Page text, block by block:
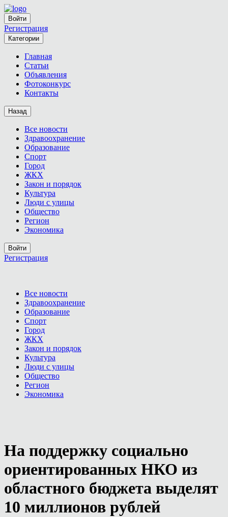
Войти
Регистрация
Категории
Главная
Статьи
Объявления
Фотоконкурс
Контакты
Назад
Все новости
Здравоохранение
Образование
Спорт
Город
ЖКХ
Закон и порядок
Культура
Люди с улицы
Общество
Регион
Экономика
Войти
Регистрация
Все новости
Здравоохранение
Образование
Спорт
Город
ЖКХ
Закон и порядок
Культура
Люди с улицы
Общество
Регион
Экономика
На поддержку социально
ориентированных НКО из
областного бюджета выделят
10 миллионов рублей